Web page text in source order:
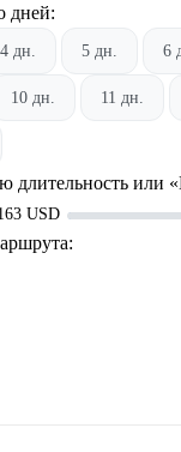
дней:
4 дн. 5 дн. 6
10 дн. 11 дн.
длительность или
USD